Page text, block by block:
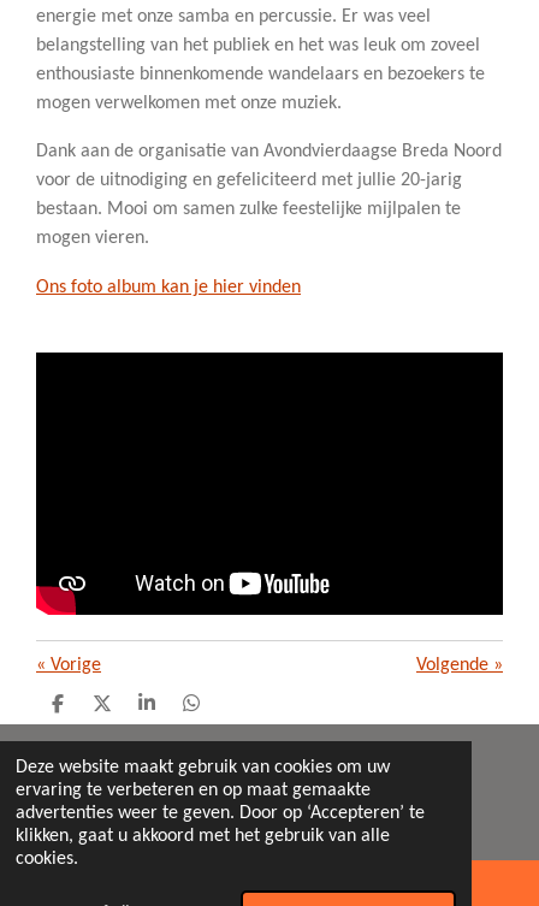
Deze website maakt gebruik van cookies om uw
ervaring te verbeteren en op maat gemaakte
advertenties weer te geven. Door op ‘Accepteren’ te
klikken, gaat u akkoord met het gebruik van alle
cookies.
energie met onze samba en percussie. Er was veel
belangstelling van het publiek en het was leuk om zoveel
enthousiaste binnenkomende wandelaars en bezoekers te
mogen verwelkomen met onze muziek.
Dank aan de organisatie van Avondvierdaagse Breda Noord
voor de uitnodiging en gefeliciteerd met jullie 20-jarig
bestaan. Mooi om samen zulke feestelijke mijlpalen te
mogen vieren.
Ons foto album kan je hier vinden
« Vorige Volgende »
D
e
n
D
l
S
r
e
D
e
n
© 2026 Sambaband Maisquenada Breda
Powered byJouwWeb